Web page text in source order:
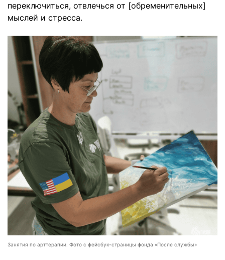
переключиться, отвлечься от [обременительных]
мыслей и стресса.
Занятия по арттерапии. Фото с фейсбук-страницы фонда «После службы»